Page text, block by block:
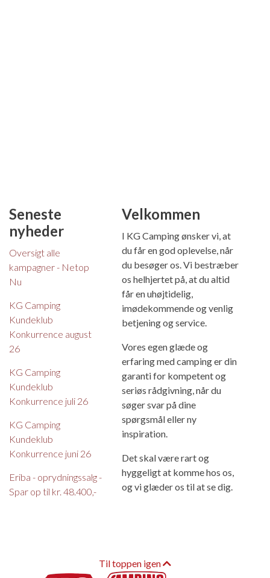
Seneste
nyheder
Oversigt alle
kampagner - Netop
Nu
KG Camping
Kundeklub
Konkurrence august
26
KG Camping
Kundeklub
Konkurrence juli 26
KG Camping
Kundeklub
Konkurrence juni 26
Eriba - oprydningssalg -
Spar op til kr. 48.400,-
Velkommen
I KG Camping ønsker vi, at
du får en god oplevelse, når
du besøger os. Vi bestræber
os helhjertet på, at du altid
får en uhøjtidelig,
imødekommende og venlig
betjening og service.
Vores egen glæde og
erfaring med camping er din
garanti for kompetent og
seriøs rådgivning, når du
søger svar på dine
spørgsmål eller ny
inspiration.
Det skal være rart og
hyggeligt at komme hos os,
og vi glæder os til at se dig.
Til toppen igen